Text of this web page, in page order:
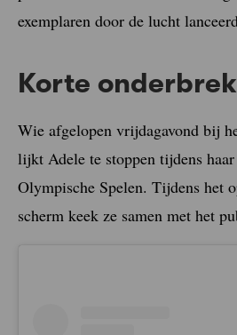
exemplaren door de lucht
Korte
Wie afgelopen vrijdagavond bij
lijkt Adele te stoppen tijdens haar
Olympische Spelen. Tijdens het
scherm keek ze samen met het